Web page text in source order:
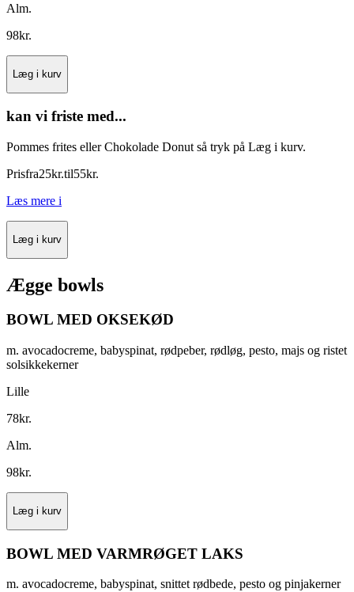
Alm.
98kr.
Læg i kurv
kan vi friste med...
Pommes frites eller Chokolade Donut så tryk på Læg i kurv.
Prisfra25kr.til55kr.
Læs mere i
Læg i kurv
Ægge bowls
BOWL MED OKSEKØD
m. avocadocreme, babyspinat, rødpeber, rødløg, pesto, majs og ristet
solsikkekerner
Lille
78kr.
Alm.
98kr.
Læg i kurv
BOWL MED VARMRØGET LAKS
m. avocadocreme, babyspinat, snittet rødbede, pesto og pinjakerner